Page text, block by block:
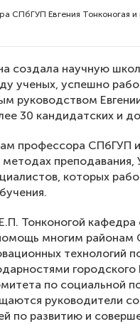
СПбГУП Евгения
создала научную
ученых, успешно
руководством
30 кандидатских и
профессора СПбГУП
преподавания,
которых
Тонконогой
многим районам
технологий
по социальной
руководители
по развитию и